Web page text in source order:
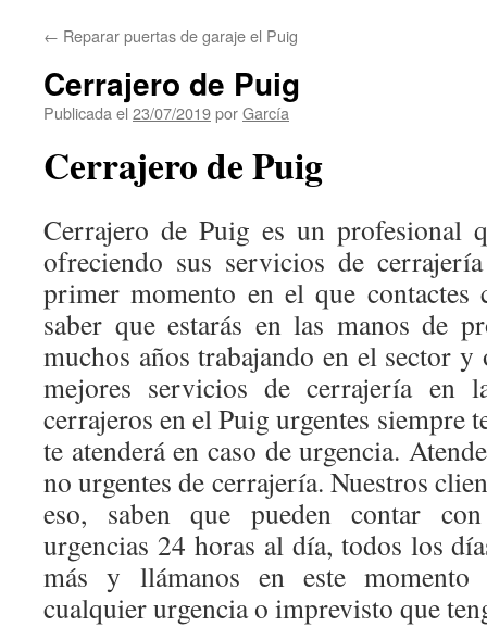
← Reparar puertas de garaje el Puig
Cerrajero de Puig
Publicada el 23/07/2019porGarcía
Cerrajero de Puig
Cerrajero de Puig es un profesional
ofreciendo sus servicios de
primer momento en el que contactes
saber que estarás en las manos de
muchos años trabajando en el sector
mejores servicios de cerrajería en
cerrajeros en el Puig urgentes siempre
te atenderá en caso de urgencia.
no urgentes de cerrajería. Nuestros
eso, saben que pueden contar
urgencias 24 horas al día, todos los
más y llámanos en este momento
cualquier urgencia o imprevisto que